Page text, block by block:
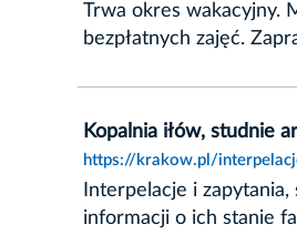
Trwa okres wakacyjny.
bezpłatnych zajęć.
Kopalnia iłów, studnie
https://krakow.pl/
Interpelacje i
informacji o ich stanie